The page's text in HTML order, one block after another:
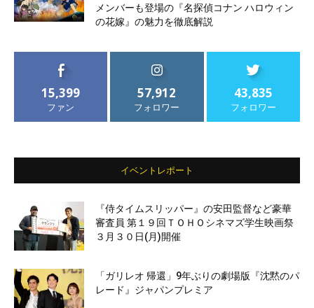
メンバーも登場の『名探偵コナン ハロウィン
の花嫁』の魅力を徹底解説
15,399
ファン
57,912
フォロワー
43,835
フォロワー
イベントレポート
『侍タイムスリッパー』の安田監督など豪華
審査員 第１９回ＴＯＨＯシネマズ学生映画祭
３月３０日(月)開催
「ガリレオ 帰還」9年ぶりの劇場版『沈黙のパ
レード』ジャパンプレミア